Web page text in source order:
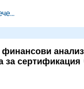
за да подобрят
и персонализират
споделят и
в организацията.
финансови
за сертификация